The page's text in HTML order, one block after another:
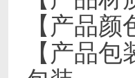
【产品
【产品